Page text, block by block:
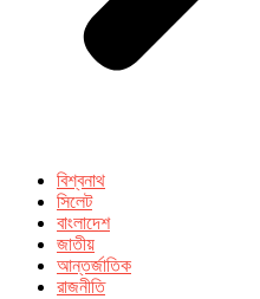
বিশ্বনাথ
সিলেট
বাংলাদেশ
জাতীয়
আন্তর্জাতিক
রাজনীতি